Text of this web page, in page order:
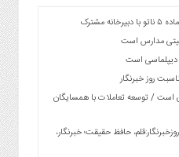
مدارس است
دیپلماسی است
روز خبرنگار
است / توسعه تعاملات با همسایگان
حافظ حقیقت؛ خبرنگار،